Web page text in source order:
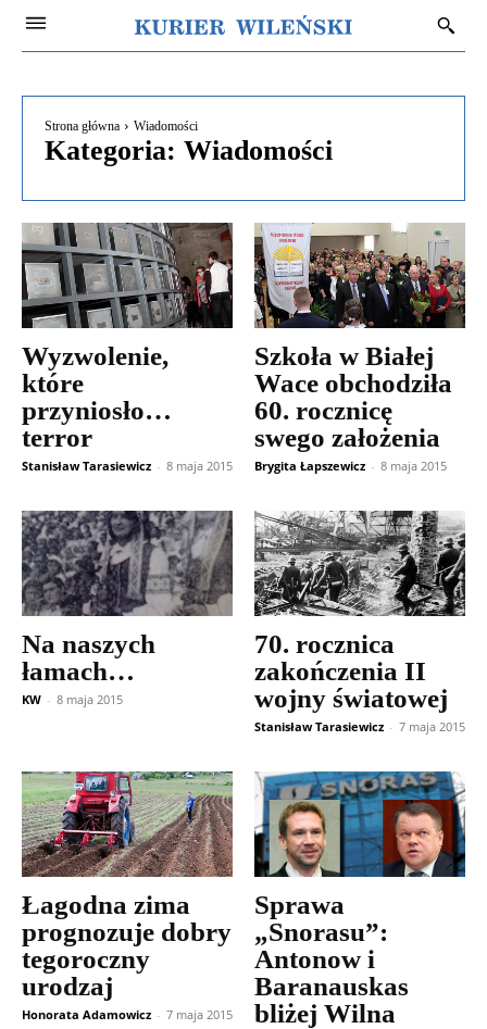
Strona główna Wiadomości
Kategoria: Wiadomości
Wyzwolenie,
które
przyniosło…
terror
Stanisław Tarasiewicz - 8 maja 2015
Szkoła w Białej
Wace obchodziła
60. rocznicę
swego założenia
Brygita Łapszewicz - 8 maja 2015
Na naszych
łamach…
KW - 8 maja 2015
70. rocznica
zakończenia II
wojny światowej
Stanisław Tarasiewicz - 7 maja 2015
Łagodna zima
prognozuje dobry
tegoroczny
urodzaj
Honorata Adamowicz - 7 maja 2015
Sprawa
„Snorasu”:
Antonow i
Baranauskas
bliżej Wilna